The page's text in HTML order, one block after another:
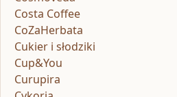
Costa Coffee
CoZaHerbata
Cukier i słodziki
Cup&You
Curupira